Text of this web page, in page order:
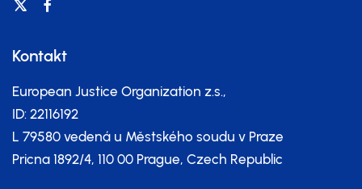
Kontakt
European Justice Organization z.s.,
ID: 22116192
L 79580 vedená u Městského soudu v Praze
Pricna 1892/4, 110 00 Prague, Czech Republic